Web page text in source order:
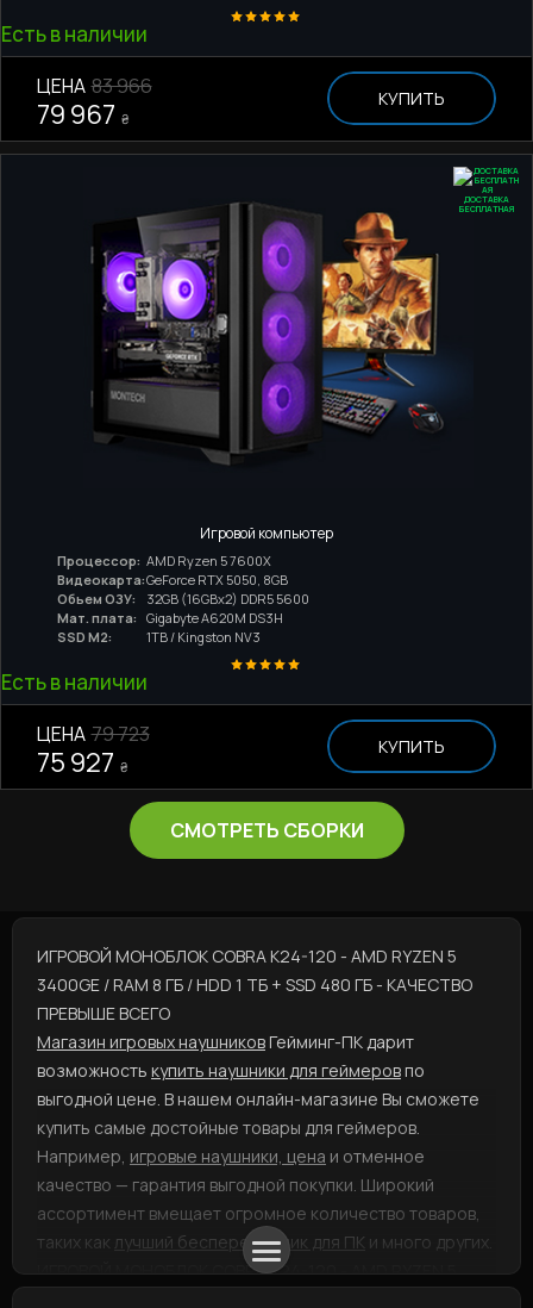
Есть в наличии
ЦЕНА 83 966
79 967 ₴
КУПИТЬ
ДОСТАВКА
БЕСПЛАТНАЯ
Игровой компьютер
Процессор: AMD Ryzen 5 7600X
Видеокарта:GeForce RTX 5050, 8GB
Обьем ОЗУ:
32GB (16GBx2) DDR5 5600
Мат. плата:
Gigabyte A620M DS3H
SSD M2:
1TB / Kingston NV3
Есть в наличии
ЦЕНА 79 723
75 927 ₴
КУПИТЬ
СМОТРЕТЬ СБОРКИ
ИГРОВОЙ МОНОБЛОК COBRA K24-120 - AMD RYZEN 5
3400GE / RAM 8 ГБ / HDD 1 ТБ + SSD 480 ГБ - КАЧЕСТВО
ПРЕВЫШЕ ВСЕГО
Магазин игровых наушниковГейминг-ПК дарит
возможность купить наушники для геймеровпо
выгодной цене. В нашем онлайн-магазине Вы сможете
купить самые достойные товары для геймеров.
Например, игровые наушники, цена и отменное
качество — гарантия выгодной покупки. Широкий
ассортимент вмещает огромное количество товаров,
таких как лучший бесперебойник для ПК и много других.
ИГРОВОЙ МОНОБЛОК COBRA K24-120 - AMD RYZEN 5